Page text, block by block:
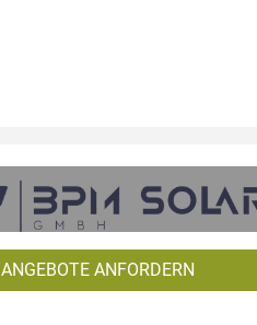
ANGEBOTE ANFORDERN